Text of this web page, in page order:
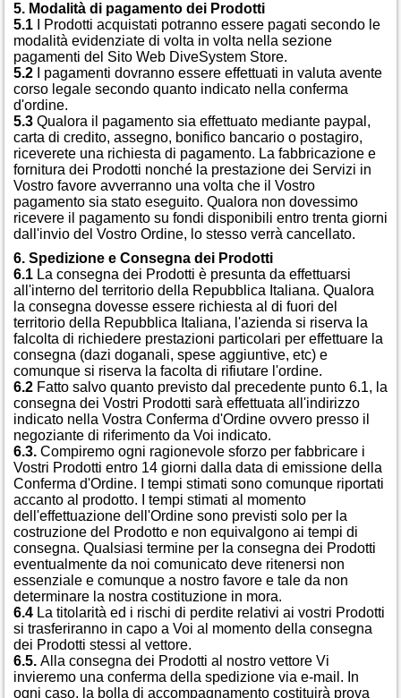
5. Modalità di pagamento dei Prodotti
5.1 I Prodotti acquistati potranno essere pagati secondo le
modalità evidenziate di volta in volta nella sezione
pagamenti del Sito Web DiveSystem Store.
5.2 I pagamenti dovranno essere effettuati in valuta avente
corso legale secondo quanto indicato nella conferma
d'ordine.
5.3 Qualora il pagamento sia effettuato mediante paypal,
carta di credito, assegno, bonifico bancario o postagiro,
riceverete una richiesta di pagamento. La fabbricazione e
fornitura dei Prodotti nonché la prestazione dei Servizi in
Vostro favore avverranno una volta che il Vostro
pagamento sia stato eseguito. Qualora non dovessimo
ricevere il pagamento su fondi disponibili entro trenta giorni
dall'invio del Vostro Ordine, lo stesso verrà cancellato.
6. Spedizione e Consegna dei Prodotti
6.1 La consegna dei Prodotti è presunta da effettuarsi
all'interno del territorio della Repubblica Italiana. Qualora
la consegna dovesse essere richiesta al di fuori del
territorio della Repubblica Italiana, l'azienda si riserva la
falcolta di richiedere prestazioni particolari per effettuare la
consegna (dazi doganali, spese aggiuntive, etc) e
comunque si riserva la facolta di rifiutare l'ordine.
6.2 Fatto salvo quanto previsto dal precedente punto 6.1, la
consegna dei Vostri Prodotti sarà effettuata all'indirizzo
indicato nella Vostra Conferma d'Ordine ovvero presso il
negoziante di riferimento da Voi indicato.
6.3. Compiremo ogni ragionevole sforzo per fabbricare i
Vostri Prodotti entro 14 giorni dalla data di emissione della
Conferma d'Ordine. I tempi stimati sono comunque riportati
accanto al prodotto. I tempi stimati al momento
dell'effettuazione dell'Ordine sono previsti solo per la
costruzione del Prodotto e non equivalgono ai tempi di
consegna. Qualsiasi termine per la consegna dei Prodotti
eventualmente da noi comunicato deve ritenersi non
essenziale e comunque a nostro favore e tale da non
determinare la nostra costituzione in mora.
6.4 La titolarità ed i rischi di perdite relativi ai vostri Prodotti
si trasferiranno in capo a Voi al momento della consegna
dei Prodotti stessi al vettore.
6.5. Alla consegna dei Prodotti al nostro vettore Vi
invieremo una conferma della spedizione via e-mail. In
ogni caso, la bolla di accompagnamento costituirà prova